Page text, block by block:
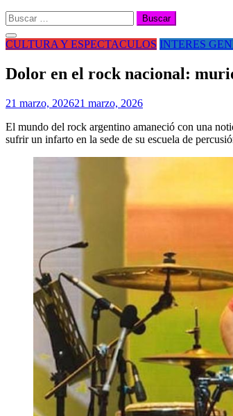
Buscar:
CULTURA Y ESPECTACULOS INTERES
Dolor en el rock nacional:
21 marzo, 202621 marzo, 2026
El mundo del rock argentino amaneció con una
sufrir un infarto en la sede de su escuela de